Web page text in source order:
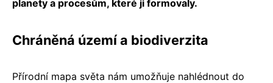
planety a procesům, které ji formovaly.
Chráněná území a biodiverzita
Přírodní mapa světa nám umožňuje nahlédnout do